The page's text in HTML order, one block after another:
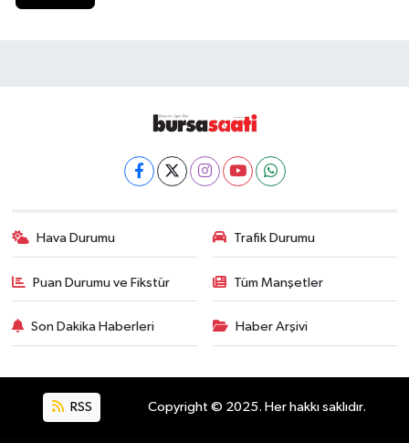
Hava Durumu Trafik Durumu
Puan Durumu ve Fikstür Tüm Manşetler
Son Dakika Haberleri Haber Arşivi
RSS Copyright © 2025. Her hakkı saklıdır.